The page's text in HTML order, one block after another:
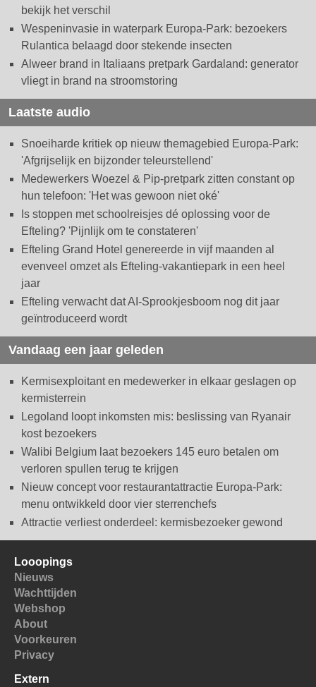
bekijk het verschil
Wespeninvasie in waterpark Europa-Park: bezoekers
Rulantica belaagd door stekende insecten
Alweer brand in Italiaans pretpark Gardaland: generator
vliegt in brand na stroomstoring
Laatste audio
Snoeiharde kritiek op nieuw themagebied Europa-Park:
'Afgrijselijk en bijzonder teleurstellend'
Medewerkers Woezel & Pip-pretpark zitten constant op
hun telefoon: 'Het was gewoon niet oké'
Is stoppen met schoolreisjes dé oplossing voor de
Efteling? 'Pijnlijk om te constateren'
Efteling Grand Hotel genereerde in vijf maanden al
evenveel omzet als Efteling-vakantiepark in een heel
jaar
Efteling verwacht dat AI-Sprookjesboom nog dit jaar
geïntroduceerd wordt
Vandaag een jaar geleden
Kermisexploitant en medewerker in elkaar geslagen op
kermisterrein
Legoland loopt inkomsten mis: beslissing van Ryanair
kost bezoekers
Walibi Belgium laat bezoekers 145 euro betalen om
verloren spullen terug te krijgen
Nieuw concept voor restaurantattractie Europa-Park:
menu ontwikkeld door vier sterrenchefs
Attractie verliest onderdeel: kermisbezoeker gewond
Looopings
Nieuws
Wachttijden
Webshop
About
Voorkeuren
Privacy
Extern